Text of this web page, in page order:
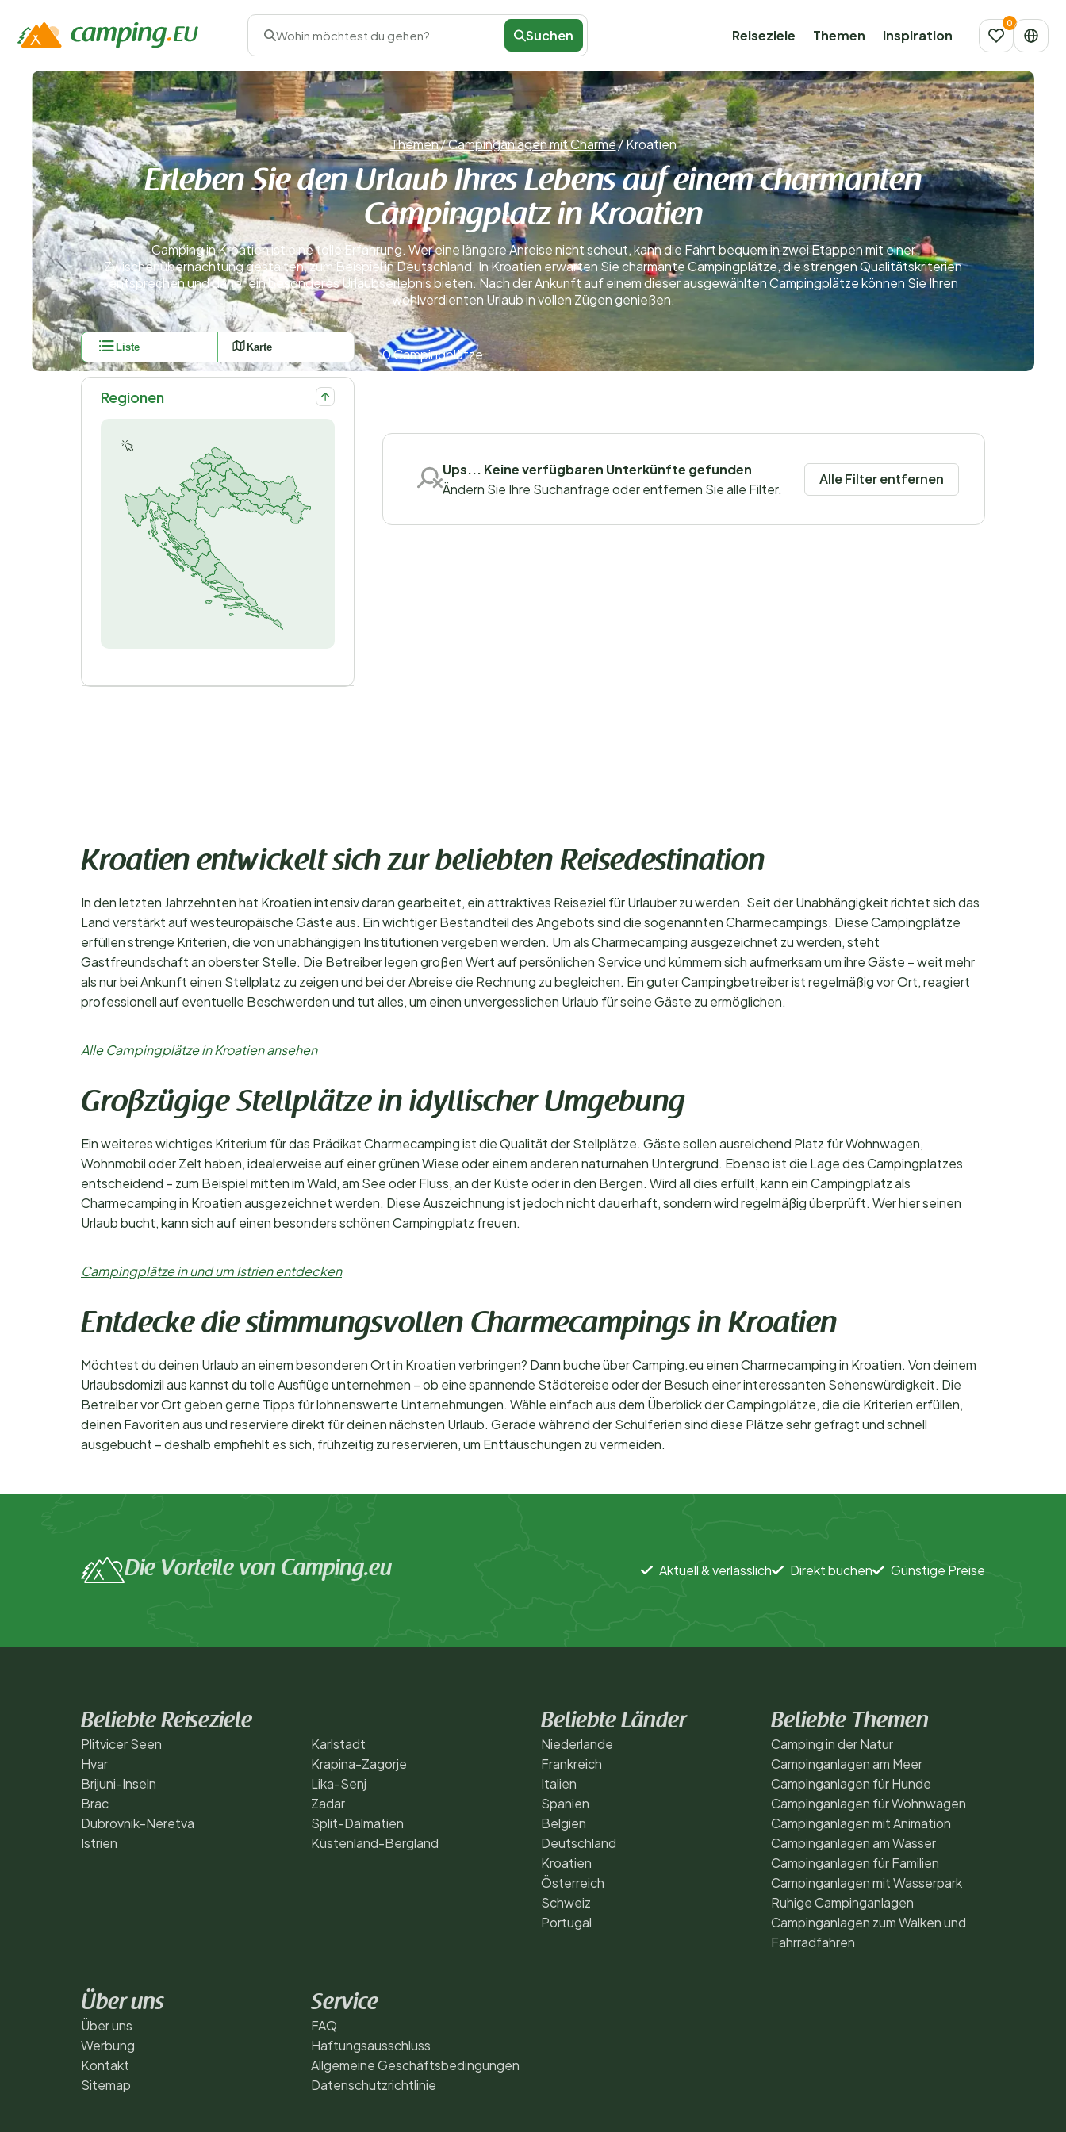
Wohin möchtest du gehen? Suchen Reiseziele Themen Inspiration
Themen/Campinganlagen mit Charme/Kroatien
Erleben Sie den Urlaub Ihres Lebens auf einem charmanten
Campingplatz in Kroatien
Camping in Kroatien ist eine tolle Erfahrung. Wer eine längere Anreise nicht scheut, kann die Fahrt bequem in zwei Etappen mit einer
Zwischenübernachtung gestalten, zum Beispiel in Deutschland. In Kroatien erwarten Sie charmante Campingplätze, die strengen Qualitätskriterien
entsprechen und daher ein besonderes Urlaubserlebnis bieten. Nach der Ankunft auf einem dieser ausgewählten Campingplätze können Sie Ihren
wohlverdienten Urlaub in vollen Zügen genießen.
Liste Karte
Regionen
0 Campingplätze
Ups... Keine verfügbaren Unterkünfte gefunden
Ändern Sie Ihre Suchanfrage oder entfernen Sie alle Filter.
Alle Filter entfernen
Kroatien entwickelt sich zur beliebten Reisedestination
In den letzten Jahrzehnten hat Kroatien intensiv daran gearbeitet, ein attraktives Reiseziel für Urlauber zu werden. Seit der Unabhängigkeit richtet sich das
Land verstärkt auf westeuropäische Gäste aus. Ein wichtiger Bestandteil des Angebots sind die sogenannten Charmecampings. Diese Campingplätze
erfüllen strenge Kriterien, die von unabhängigen Institutionen vergeben werden. Um als Charmecamping ausgezeichnet zu werden, steht
Gastfreundschaft an oberster Stelle. Die Betreiber legen großen Wert auf persönlichen Service und kümmern sich aufmerksam um ihre Gäste – weit mehr
als nur bei Ankunft einen Stellplatz zu zeigen und bei der Abreise die Rechnung zu begleichen. Ein guter Campingbetreiber ist regelmäßig vor Ort, reagiert
professionell auf eventuelle Beschwerden und tut alles, um einen unvergesslichen Urlaub für seine Gäste zu ermöglichen.
Alle Campingplätze in Kroatien ansehen
Großzügige Stellplätze in idyllischer Umgebung
Ein weiteres wichtiges Kriterium für das Prädikat Charmecamping ist die Qualität der Stellplätze. Gäste sollen ausreichend Platz für Wohnwagen,
Wohnmobil oder Zelt haben, idealerweise auf einer grünen Wiese oder einem anderen naturnahen Untergrund. Ebenso ist die Lage des Campingplatzes
entscheidend – zum Beispiel mitten im Wald, am See oder Fluss, an der Küste oder in den Bergen. Wird all dies erfüllt, kann ein Campingplatz als
Charmecamping in Kroatien ausgezeichnet werden. Diese Auszeichnung ist jedoch nicht dauerhaft, sondern wird regelmäßig überprüft. Wer hier seinen
Urlaub bucht, kann sich auf einen besonders schönen Campingplatz freuen.
Campingplätze in und um Istrien entdecken
Entdecke die stimmungsvollen Charmecampings in Kroatien
Möchtest du deinen Urlaub an einem besonderen Ort in Kroatien verbringen? Dann buche über Camping.eu einen Charmecamping in Kroatien. Von deinem
Urlaubsdomizil aus kannst du tolle Ausflüge unternehmen – ob eine spannende Städtereise oder der Besuch einer interessanten Sehenswürdigkeit. Die
Betreiber vor Ort geben gerne Tipps für lohnenswerte Unternehmungen. Wähle einfach aus dem Überblick der Campingplätze, die die Kriterien erfüllen,
deinen Favoriten aus und reserviere direkt für deinen nächsten Urlaub. Gerade während der Schulferien sind diese Plätze sehr gefragt und schnell
ausgebucht – deshalb empfiehlt es sich, frühzeitig zu reservieren, um Enttäuschungen zu vermeiden.
Die Vorteile von Camping.eu Aktuell & verlässlich Direkt buchen Günstige Preise
Beliebte Reiseziele
Plitvicer Seen
Hvar
Brijuni-Inseln
Brac
Dubrovnik-Neretva
Istrien
Karlstadt
Krapina-Zagorje
Lika-Senj
Zadar
Split-Dalmatien
Küstenland-Bergland
Beliebte Länder
Niederlande
Frankreich
Italien
Spanien
Belgien
Deutschland
Kroatien
Österreich
Schweiz
Portugal
Beliebte Themen
Camping in der Natur
Campinganlagen am Meer
Campinganlagen für Hunde
Campinganlagen für Wohnwagen
Campinganlagen mit Animation
Campinganlagen am Wasser
Campinganlagen für Familien
Campinganlagen mit Wasserpark
Ruhige Campinganlagen
Campinganlagen zum Walken und
Fahrradfahren
Über uns
Über uns
Werbung
Kontakt
Sitemap
Service
FAQ
Haftungsausschluss
Allgemeine Geschäftsbedingungen
Datenschutzrichtlinie